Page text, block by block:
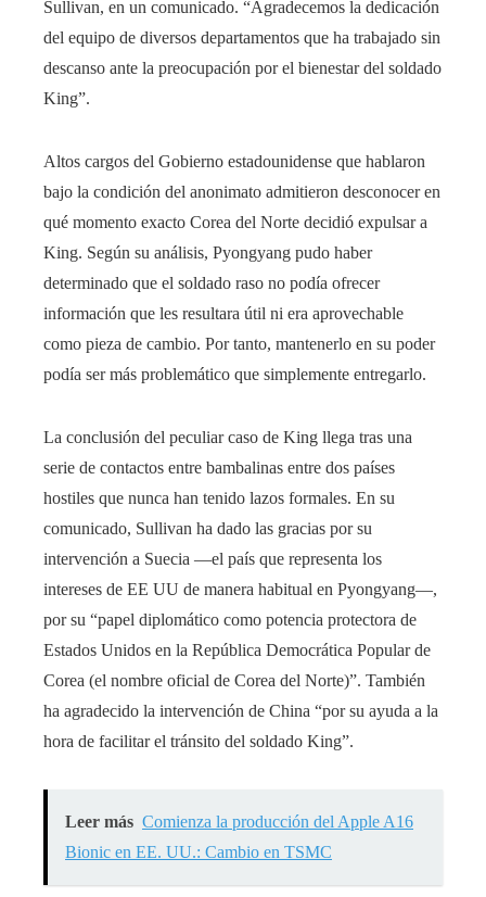
Sullivan, en un comunicado. “Agradecemos la dedicación
del equipo de diversos departamentos que ha trabajado sin
descanso ante la preocupación por el bienestar del soldado
King”.
Altos cargos del Gobierno estadounidense que hablaron
bajo la condición del anonimato admitieron desconocer en
qué momento exacto Corea del Norte decidió expulsar a
King. Según su análisis, Pyongyang pudo haber
determinado que el soldado raso no podía ofrecer
información que les resultara útil ni era aprovechable
como pieza de cambio. Por tanto, mantenerlo en su poder
podía ser más problemático que simplemente entregarlo.
La conclusión del peculiar caso de King llega tras una
serie de contactos entre bambalinas entre dos países
hostiles que nunca han tenido lazos formales. En su
comunicado, Sullivan ha dado las gracias por su
intervención a Suecia —el país que representa los
intereses de EE UU de manera habitual en Pyongyang—,
por su “papel diplomático como potencia protectora de
Estados Unidos en la República Democrática Popular de
Corea (el nombre oficial de Corea del Norte)”. También
ha agradecido la intervención de China “por su ayuda a la
hora de facilitar el tránsito del soldado King”.
Leer más Comienza la producción del Apple A16
Bionic en EE. UU.: Cambio en TSMC